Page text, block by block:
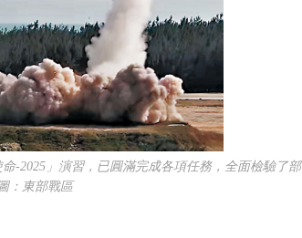
-2025」演習，已圓滿完成各項任務，全面檢驗了部
：東部戰區